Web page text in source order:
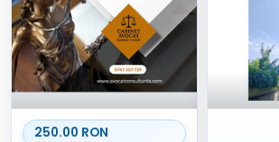
250.00 RON